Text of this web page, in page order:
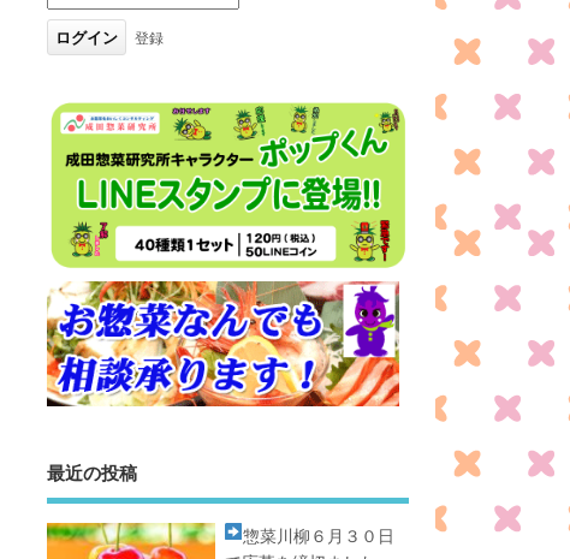
登録
最近の投稿
惣菜川柳 ６月３０日